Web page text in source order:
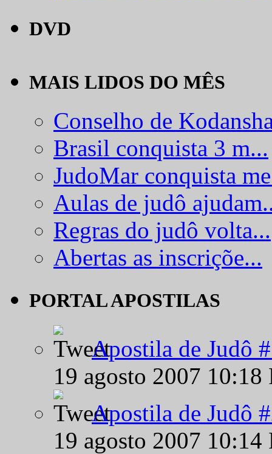
DVD
MAIS LIDOS DO MÊS
Conselho de
Brasil conquista 3 m...
JudoMar conquista
Aulas de judô
Regras do judô volta...
Abertas as inscriçõe...
PORTAL APOSTILAS
Apostila de Judô
19 agosto 2007
Apostila de Judô
19 agosto 2007